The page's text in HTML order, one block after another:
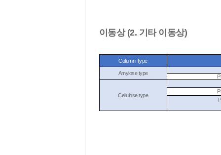
이동상 (2. 기타 이동상)
Column Type
Amylose type
Cellulose type